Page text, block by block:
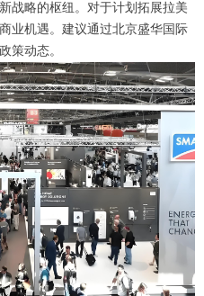
战略的枢纽。对于计划拓展拉美
业机遇。建议通过北京盛华国际
策动态。